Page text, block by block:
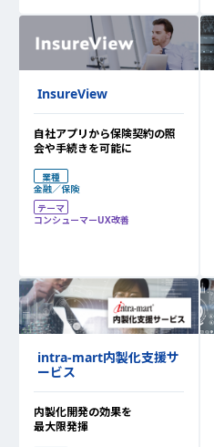
InsureView
自社アプリから保険契約の照
会や手続きを可能に
業種
金融／保険
テーマ
コンシューマーUX改善
intra-mart内製化支援サ
ービス
内製化開発の効果を
最大限発揮